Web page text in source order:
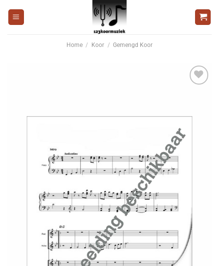
naar
Home / Koor / Gemengd Koor